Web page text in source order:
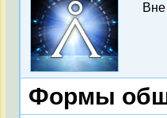
Вне
Формы